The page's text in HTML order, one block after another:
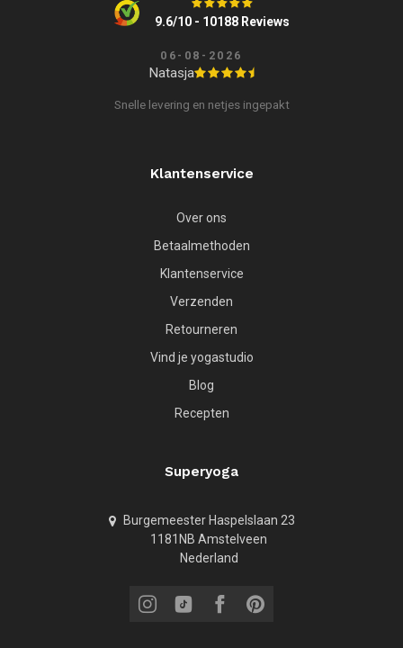
9.6/10 - 10188 Reviews
06-08-2026
Natasja
Snelle levering en netjes ingepakt
Klantenservice
Over ons
Betaalmethoden
Klantenservice
Verzenden
Retourneren
Vind je yogastudio
Blog
Recepten
Superyoga
Burgemeester Haspelslaan 23
1181NB Amstelveen
Nederland